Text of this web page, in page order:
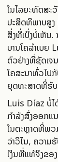
ໃນໄລຍະທົດສະ
ປະສິດທິພາບສູງ
ສິ່ງທີ່ເບິ່ງບໍ່ເຫັ
ບານໂຄລໍາເບ
ຕົວຢ່າງທີ່ຊັດເຈ
ໂຄສະນາທົ່ວໄປ
ຍຸດທະສາດທີ່ຮັ
Luis Díaz ບໍ່ໄ
ກຳລັງສົ່ງອອກ
ໃນຕະຫຼາດທີ່ພ
ວ່າວິໄນ, ຄວາ
ເງິນທີ່ແທ້ຈິງຂອ